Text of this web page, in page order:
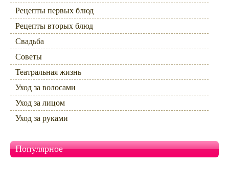
Рецепты первых блюд
Рецепты вторых блюд
Свадьба
Советы
Театральная жизнь
Уход за волосами
Уход за лицом
Уход за руками
Популярное